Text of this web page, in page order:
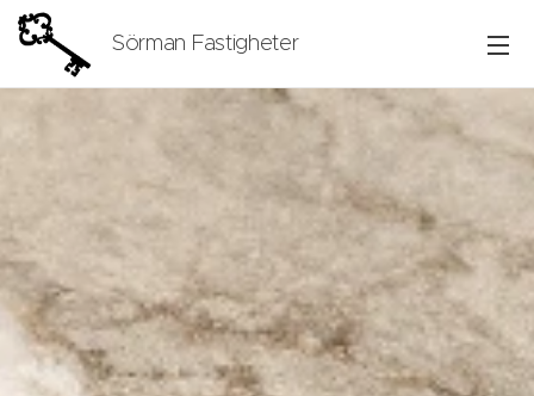
Sörman Fastigheter